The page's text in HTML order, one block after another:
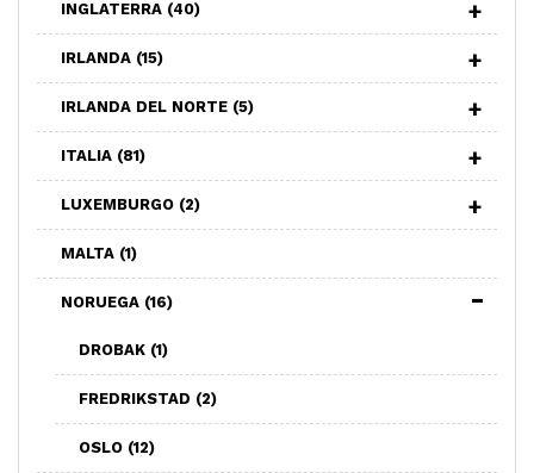
INGLATERRA (40)
IRLANDA (15)
IRLANDA DEL NORTE (5)
ITALIA (81)
LUXEMBURGO (2)
MALTA (1)
NORUEGA (16)
DROBAK (1)
FREDRIKSTAD (2)
OSLO (12)